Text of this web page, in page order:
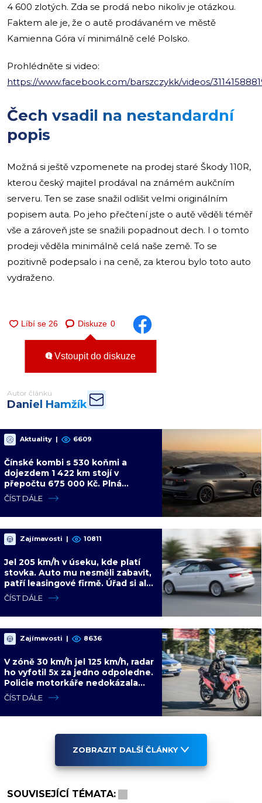
4 600 zlotých. Zda se prodá nebo nikoliv je otázkou.
Faktem ale je, že o autě prodávaném ve městě
Kamienna Góra ví minimálně celé Polsko.
Prohlédněte si video:
https://www.facebook.com/barszczykk/videos/
Čech vsadil na nestandardní
popis
Možná si ještě vzpomenete na prodej staré Škody 110R,
kterou český majitel prodával na známém aukčním
serveru. Ten se zase snažil odlišit velmi originálním
popisem auta. Po jeho přečtení jste o autě věděli téměř
vše a zároveň jste se snažili popadnout dech. I o tomto
prodeji věděla minimálně celá naše země. To se
pozitivně podepsalo i na ceně, za kterou bylo toto auto
vydraženo.
Diskuze 0
Vstoupit do diskuze
Autor článku
Daniel Hamžík
Aktuality | 6609
Čínské kombi s 530 koňmi a
dojezdem 1 422 km stojí v
přepočtu 675 000 Kč. Plná
výbava je v ceně, VW a BMW mají
problém
ČÍST DÁLE
Zajímavosti | 10811
Jel 205 km/h v úseku, kde platí
stovka. Auto mu nesměli zabavit,
patří leasingové firmě. Úřad si ale
poradil jinak
ČÍST DÁLE
Zajímavosti | 8636
V zóně 30 km/h jel 125 km/h, radar
ho vyfotil 5x za jedno odpoledne.
Policie motorkáře nedokázala
zastavit
ČÍST DÁLE
ZOBRAZIT DALŠÍ ČLÁNKY
SOUVISEJÍCÍ TÉMATA: